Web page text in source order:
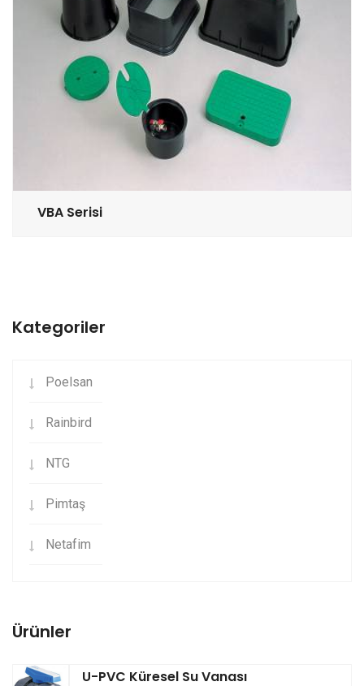
VBA Serisi
Kategoriler
Poelsan
Rainbird
NTG
Pimtaş
Netafim
Ürünler
U-PVC Küresel Su Vanası